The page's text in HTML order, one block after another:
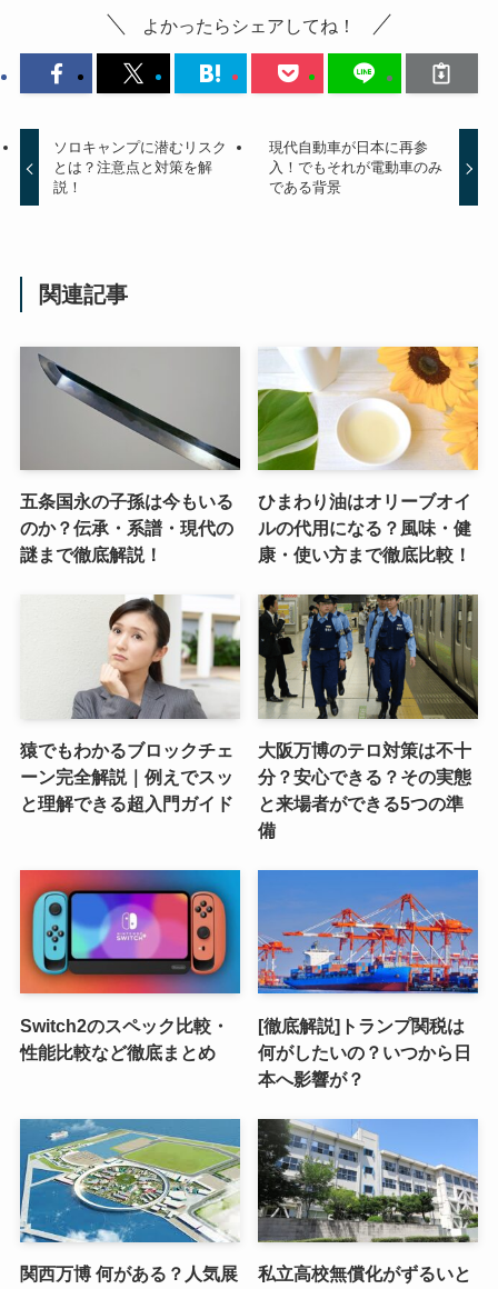
よかったらシェアしてね！
ソロキャンプに潜むリスク
とは？注意点と対策を解
説！
現代自動車が日本に再参
入！でもそれが電動車のみ
である背景
関連記事
五条国永の子孫は今もいる
のか？伝承・系譜・現代の
謎まで徹底解説！
ひまわり油はオリーブオイ
ルの代用になる？風味・健
康・使い方まで徹底比較！
猿でもわかるブロックチェ
ーン完全解説｜例えでスッ
と理解できる超入門ガイド
大阪万博のテロ対策は不十
分？安心できる？その実態
と来場者ができる5つの準
備
Switch2のスペック比較・
性能比較など徹底まとめ
[徹底解説]トランプ関税は
何がしたいの？いつから日
本へ影響が？
関西万博 何がある？人気展
私立高校無償化がずるいと